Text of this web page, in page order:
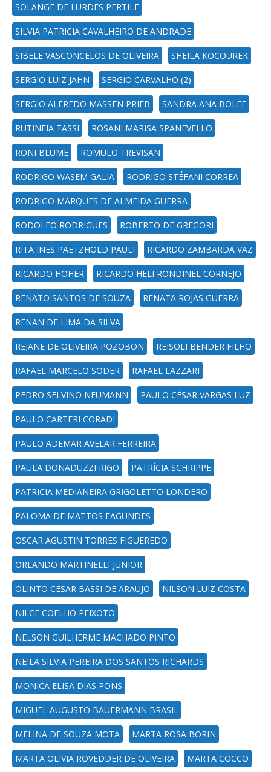
SOLANGE DE LURDES PERTILE
SILVIA PATRICIA CAVALHEIRO DE ANDRADE
SIBELE VASCONCELOS DE OLIVEIRA SHEILA KOCOUREK
SERGIO LUIZ JAHN SERGIO CARVALHO (2)
SERGIO ALFREDO MASSEN PRIEB SANDRA ANA BOLFE
RUTINEIA TASSI ROSANI MARISA SPANEVELLO
RONI BLUME ROMULO TREVISAN
RODRIGO WASEM GALIA RODRIGO STÉFANI CORREA
RODRIGO MARQUES DE ALMEIDA GUERRA
RODOLFO RODRIGUES ROBERTO DE GREGORI
RITA INES PAETZHOLD PAULI RICARDO ZAMBARDA VAZ
RICARDO HÖHER RICARDO HELI RONDINEL CORNEJO
RENATO SANTOS DE SOUZA RENATA ROJAS GUERRA
RENAN DE LIMA DA SILVA
REJANE DE OLIVEIRA POZOBON REISOLI BENDER FILHO
RAFAEL MARCELO SODER RAFAEL LAZZARI
PEDRO SELVINO NEUMANN PAULO CÉSAR VARGAS LUZ
PAULO CARTERI CORADI
PAULO ADEMAR AVELAR FERREIRA
PAULA DONADUZZI RIGO PATRÍCIA SCHRIPPE
PATRICIA MEDIANEIRA GRIGOLETTO LONDERO
PALOMA DE MATTOS FAGUNDES
OSCAR AGUSTIN TORRES FIGUEREDO
ORLANDO MARTINELLI JUNIOR
OLINTO CESAR BASSI DE ARAUJO NILSON LUIZ COSTA
NILCE COELHO PEIXOTO
NELSON GUILHERME MACHADO PINTO
NEILA SILVIA PEREIRA DOS SANTOS RICHARDS
MONICA ELISA DIAS PONS
MIGUEL AUGUSTO BAUERMANN BRASIL
MELINA DE SOUZA MOTA MARTA ROSA BORIN
MARTA OLIVIA ROVEDDER DE OLIVEIRA MARTA COCCO